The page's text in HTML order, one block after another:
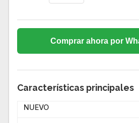
Comprar ahora por
Características principales
NUEVO